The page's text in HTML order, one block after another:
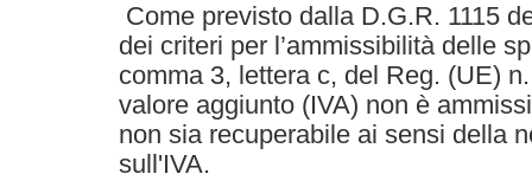
Come previsto dalla D.G.R. 1115
dei criteri per l’ammissibilità delle
comma 3, lettera c, del Reg. (UE)
valore aggiunto (IVA) non è
non sia recuperabile ai sensi della
sull'IVA.